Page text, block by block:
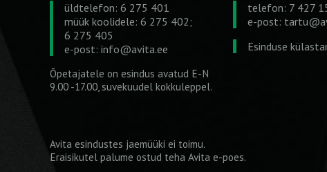
üldtelefon: 6 275 401
müük koolidele: 6 275 402;
6 275 405
e-post: info@avita.ee
Õpetajatele on esindus avatud E-N
9.00 -17.00, suvekuudel kokkuleppel.
telefon: 7 427
e-post:
Esinduse
Avita esindustes jaemüüki ei toimu.
Eraisikutel palume ostud teha Avita e-poes.